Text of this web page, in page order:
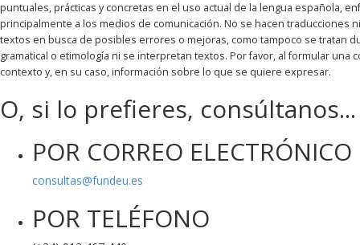
O, si lo prefieres, consúltanos...
POR CORREO ELECTRÓNICO
consultas@fundeu.es
POR TELÉFONO